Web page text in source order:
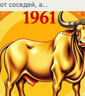
соседей, а…